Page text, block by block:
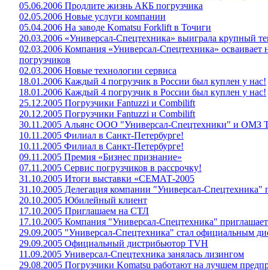
05.06.2006 Продлите жизнь АКБ погрузчика
02.05.2006 Новые услуги компании
05.04.2006 На заводе Komatsu Forklift в Точиги
20.03.2006 «Универсал-Спецтехника» выиграла крупный
02.03.2006 Компания «Универсал-Спецтехника»
погрузчиков
02.03.2006 Новые технологии сервиса
18.01.2006 Каждый 4 погрузчик в России был куплен у нас!
18.01.2006 Каждый 4 погрузчик в России был куплен у нас!
25.12.2005 Погрузчики Fantuzzi и Combilift
20.12.2005 Погрузчики Fantuzzi и Combilift
30.11.2005 Альянс ООО "Универсал-Спецтехники" и ОМЗ
10.11.2005 Филиал в Санкт-Петербурге!
10.11.2005 Филиал в Санкт-Петербурге!
09.11.2005 Премия «Бизнес признание»
07.11.2005 Сервис погрузчиков в рассрочку!
31.10.2005 Итоги выставки «СЕМАТ-2005
31.10.2005 Делегация компании "Универсал-
20.10.2005 Юбилейный клиент
17.10.2005 Приглашаем на СТЛ
17.10.2005 Компания "Универсал-Спецтехника"
29.09.2005 "Универсал-Спецтехника" стал официальным
29.09.2005 Официальный дистрибьютор TVH
11.09.2005 Универсал-Спецтехника занялась лизингом
29.08.2005 Погрузчики Komatsu работают на лучшем